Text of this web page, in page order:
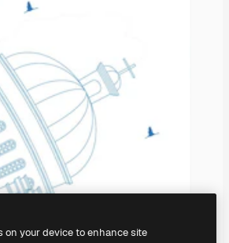
on your device to enhance site